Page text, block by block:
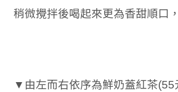
稍微攪拌後喝起來更為香甜順口
▼由左而右依序為鮮奶蓋紅茶(55